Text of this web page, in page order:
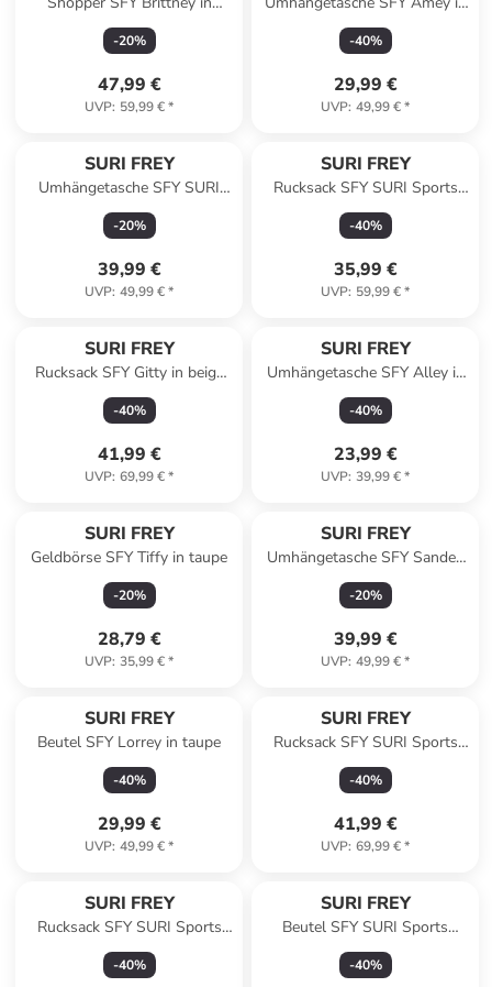
cognac
-20%
47,99 €
UVP: 59,99 €*
blue
-40%
29,99 €
UVP: 49,99 €*
SURI FREY
Umhängetasche SFY SURI
Sports Marry in lightgrey
-20%
39,99 €
UVP: 49,99 €*
SURI FREY
Rucksack SFY SURI Sports
Marry in ruby 622
-40%
35,99 €
UVP: 59,99 €*
SURI FREY
Rucksack SFY Gitty in beige
400
-40%
41,99 €
UVP: 69,99 €*
SURI FREY
Umhängetasche SFY Alley in
black
-40%
23,99 €
UVP: 39,99 €*
SURI FREY
Geldbörse SFY Tiffy in taupe
-20%
28,79 €
UVP: 35,99 €*
SURI FREY
Umhängetasche SFY Sandey
in taupe
-20%
39,99 €
UVP: 49,99 €*
SURI FREY
Beutel SFY Lorrey in taupe
-40%
29,99 €
UVP: 49,99 €*
SURI FREY
Rucksack SFY SURI Sports
Jessy-Lu in taupe
-40%
41,99 €
UVP: 69,99 €*
SURI FREY
Rucksack SFY SURI Sports
Marry in ecru 320
-40%
SURI FREY
Beutel SFY SURI Sports
Marry in lightkhaki 914
-40%